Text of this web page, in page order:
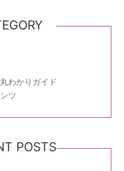
わかりガイド
ツ
POSTS